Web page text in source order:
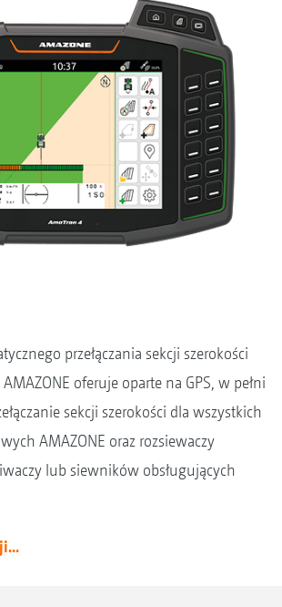
przełączania sekcji szerokości
oferuje oparte na GPS, w pełni
sekcji szerokości dla wszystkich
AMAZONE oraz rozsiewaczy
lub siewników obsługujących